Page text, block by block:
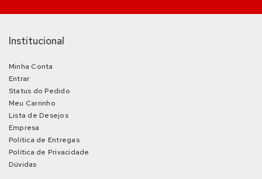
Institucional
Minha Conta
Entrar
Status do Pedido
Meu Carrinho
Lista de Desejos
Empresa
Política de Entregas
Política de Privacidade
Dúvidas